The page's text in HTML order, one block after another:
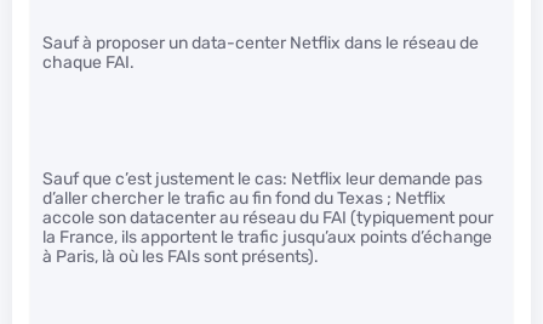
Sauf à proposer un data-center Netflix dans le réseau de
chaque FAI.
Sauf que c’est justement le cas: Netflix leur demande pas
d’aller chercher le trafic au fin fond du Texas ; Netflix
accole son datacenter au réseau du FAI (typiquement pour
la France, ils apportent le trafic jusqu’aux points d’échange
à Paris, là où les FAIs sont présents).